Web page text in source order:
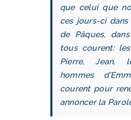
que celui que
ces jours-ci
de Pâques,
tous courent:
Pierre, Jean,
hommes
courent pour
annoncer la